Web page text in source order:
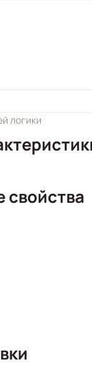
логики
свойства